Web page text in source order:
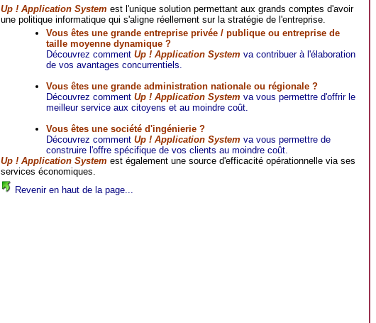
Up ! Application System est l'unique solution permettant aux grands comptes d'avoir
une politique informatique qui s'aligne réellement sur la stratégie de l'entreprise.
Vous êtes une grande entreprise privée / publique ou entreprise de
taille moyenne dynamique ?
Découvrez comment Up ! Application System va contribuer à l'élaboration
de vos avantages concurrentiels.
Vous êtes une grande administration nationale ou régionale ?
Découvrez comment Up ! Application System va vous permettre d'offrir le
meilleur service aux citoyens et au moindre coût.
Vous êtes une société d'ingénierie ?
Découvrez comment Up ! Application System va vous permettre de
construire l'offre spécifique de vos clients au moindre coût.
Up ! Application System est également une source d'efficacité opérationnelle via ses
services économiques.
Revenir en haut de la page...